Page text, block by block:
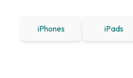
iPhones iPads